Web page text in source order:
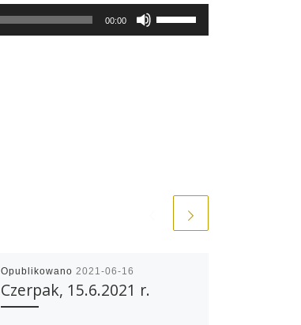
00:00
Use
Up/Down
Opublikowano 2021-06-16
Czerpak, 15.6.2021 r.